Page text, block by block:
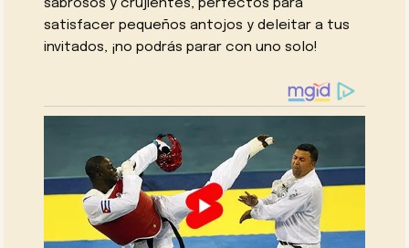
sabrosos y crujientes, perfectos para
satisfacer pequeños antojos y deleitar a tus
invitados, ¡no podrás parar con uno solo!